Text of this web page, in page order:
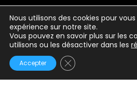
Nous utilisons des cookies pour
expérience sur notre site.
Vous pouvez en savoir plus sur les
utilisons ou les désactiver dans les
Accepter Fermer la bannière
Mentions
Conditions générales
Politique de